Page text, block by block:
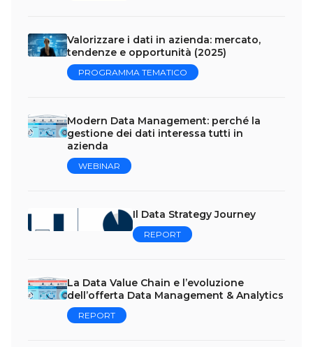
Valorizzare i dati in azienda: mercato,
tendenze e opportunità (2025)
PROGRAMMA TEMATICO
Modern Data Management: perché la
gestione dei dati interessa tutti in
azienda
WEBINAR
Il Data Strategy Journey
REPORT
La Data Value Chain e l’evoluzione
dell’offerta Data Management & Analytics
REPORT